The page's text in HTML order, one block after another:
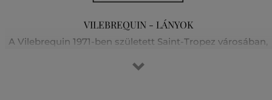
VILEBREQUIN - LÁNYOK
A Vilebrequin 1971-ben született Saint-Tropez városában,
megtestesítője. Ikonikus férfi fürdőnadrágjaival lett híres,